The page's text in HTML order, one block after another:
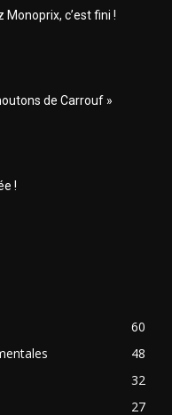
Monoprix, c’est fini !
de Carrouf »
!
60
48
32
27